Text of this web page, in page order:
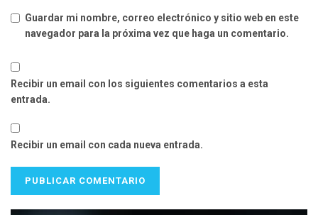
Guardar mi nombre, correo electrónico y sitio web en este
navegador para la próxima vez que haga un comentario.
Recibir un email con los siguientes comentarios a esta
entrada.
Recibir un email con cada nueva entrada.